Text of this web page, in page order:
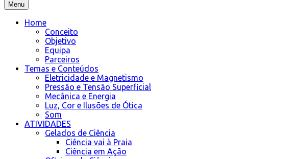
Menu
Home
Conceito
Objetivo
Equipa
Parceiros
Temas e Conteúdos
Eletricidade e Magnetismo
Pressão e Tensão Superficial
Mecânica e Energia
Luz, Cor e Ilusões de Ótica
Som
ATIVIDADES
Gelados de Ciência
Ciência vai à Praia
Ciência em Ação